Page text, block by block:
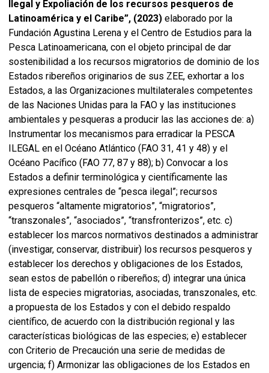
Ilegal y Expoliación de los recursos pesqueros de
Latinoamérica y el Caribe”, (2023) elaborado por la
Fundación Agustina Lerena y el Centro de Estudios para la
Pesca Latinoamericana, con el objeto principal de dar
sostenibilidad a los recursos migratorios de dominio de los
Estados ribereños originarios de sus ZEE, exhortar a los
Estados, a las Organizaciones multilaterales competentes
de las Naciones Unidas para la FAO y las instituciones
ambientales y pesqueras a producir las las acciones de: a)
Instrumentar los mecanismos para erradicar la PESCA
ILEGAL en el Océano Atlántico (FAO 31, 41 y 48) y el
Océano Pacífico (FAO 77, 87 y 88); b) Convocar a los
Estados a definir terminológica y científicamente las
expresiones centrales de “pesca ilegal”; recursos
pesqueros “altamente migratorios”, “migratorios”,
“transzonales”, “asociados”, “transfronterizos”, etc. c)
establecer los marcos normativos destinados a administrar
(investigar, conservar, distribuir) los recursos pesqueros y
establecer los derechos y obligaciones de los Estados,
sean estos de pabellón o ribereños; d) integrar una única
lista de especies migratorias, asociadas, transzonales, etc.
a propuesta de los Estados y con el debido respaldo
científico, de acuerdo con la distribución regional y las
características biológicas de las especies; e) establecer
con Criterio de Precaución una serie de medidas de
urgencia; f) Armonizar las obligaciones de los Estados en